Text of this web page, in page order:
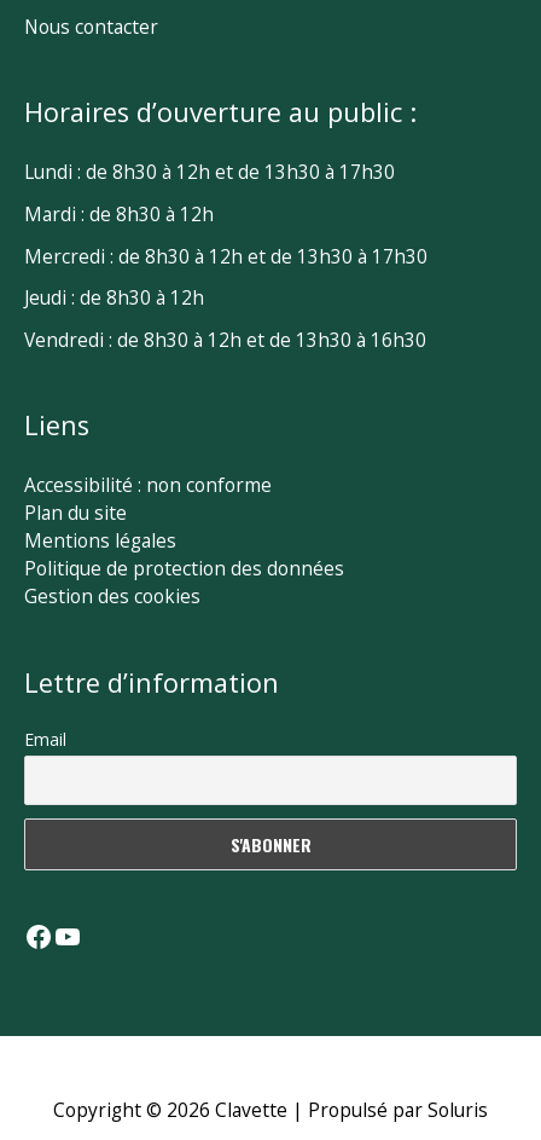
Nous contacter
Horaires d’ouverture au public :
Lundi : de 8h30 à 12h et de 13h30 à 17h30
Mardi : de 8h30 à 12h
Mercredi : de 8h30 à 12h et de 13h30 à 17h30
Jeudi : de 8h30 à 12h
Vendredi : de 8h30 à 12h et de 13h30 à 16h30
Liens
Accessibilité : non conforme
Plan du site
Mentions légales
Politique de protection des données
Gestion des cookies
Lettre d’information
Email
Facebook
YouTube
Copyright © 2026 Clavette | Propulsé par Soluris